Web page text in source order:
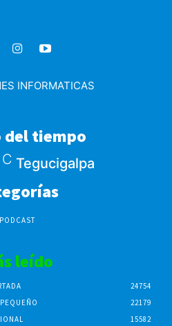
INFORMATICAS
del tiempo
C Tegucigalpa
PODCAST
leído
24754
22179
15582